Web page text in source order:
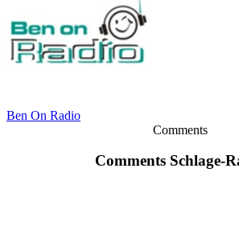
Ben On Radio
Comments
Comments Schlage-